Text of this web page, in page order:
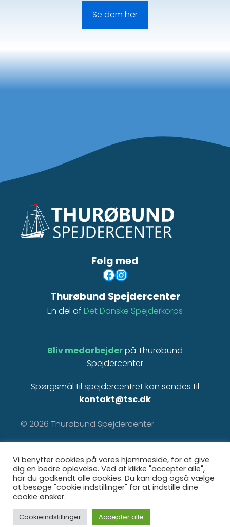
Se dem her
Følg med
Facebook
Instagram
Thurøbund Spejdercenter
En del af Det Danske Spejderkorps
Bliv medarbejderpå Thurøbund
Spejdercenter
Spørgsmål til spejdercentret kan sendes til
kontakt@tsc.dk
© 2026 Thurøbund Spejdercenter
hjemmeside system.
Vi benytter cookies på vores hjemmeside, for at give
dig en bedre oplevelse. Ved at klikke "accepter alle",
har du godkendt alle cookies. Du kan dog også vælge
at besøge "cookie indstillinger" for at indstille dine
cookie ønsker.
Cookieindstillinger Accepter alle